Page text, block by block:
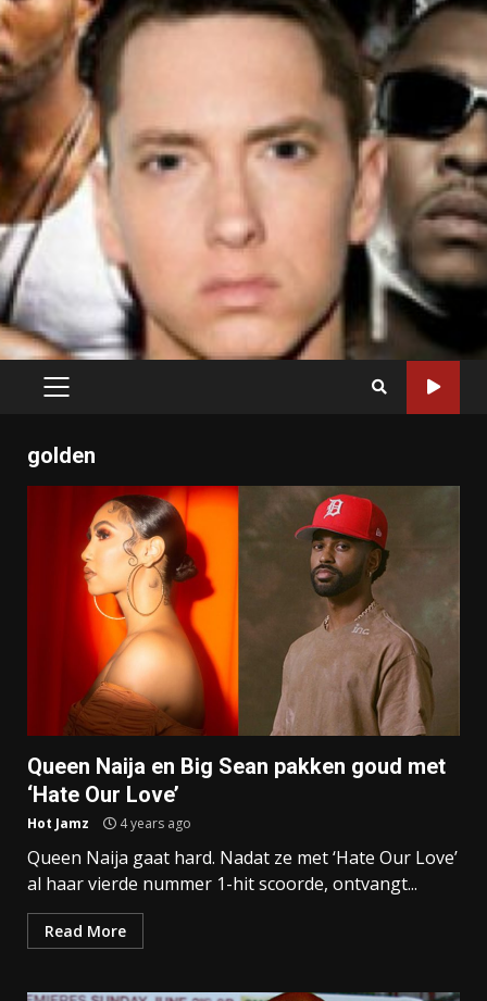
PRIMARY
golden
Queen Naija en Big Sean pakken goud met
‘Hate Our Love’
Hot Jamz 4 years ago
Queen Naija gaat hard. Nadat ze met ‘Hate Our Love’
al haar vierde nummer 1-hit scoorde, ontvangt...
Read More